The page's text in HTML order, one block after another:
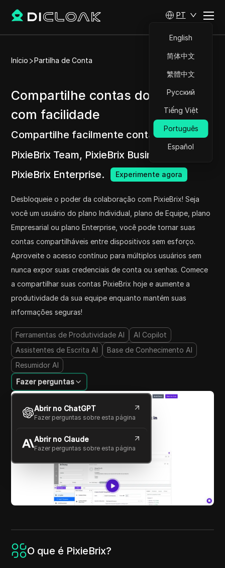
PT
English
简体中文
繁體中文
Русский
Tiếng Việt
Português
Español
Início Partilha de Conta
Compartilhe contas do PixieBrix
com facilidade
Compartilhe facilmente contas do
PixieBrix Team, PixieBrix Business e
PixieBrix Enterprise.
Experimente agora
Desbloqueie o poder da colaboração com PixieBrix! Seja
você um usuário do plano Individual, plano de Equipe, plano
Empresarial ou plano Enterprise, você pode tornar suas
contas compartilháveis entre dispositivos sem esforço.
Aproveite o acesso contínuo para múltiplos usuários sem
nunca expor suas credenciais de conta ou senhas. Comece
a compartilhar suas contas PixieBrix hoje e aumente a
produtividade da sua equipe enquanto mantém suas
informações seguras!
Ferramentas de Produtividade AI
AI Copilot
Assistentes de Escrita AI
Base de Conhecimento AI
Resumidor AI
Fazer perguntas
Abrir no ChatGPT
Fazer perguntas sobre esta página
Abrir no Claude
Fazer perguntas sobre esta página
O que é PixieBrix?